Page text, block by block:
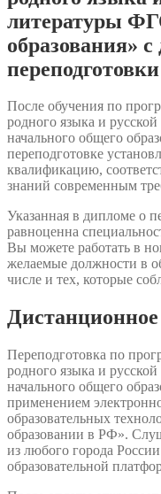
литературы
образования»
переподготовки
После обучения по
родного языка и
начального общего
переподготовке
квалификацию,
знаний современным
Указанная в дипломе о
равноценна
Вы можете работать в
желаемые должности в
числе и тех, которые
Дистанционное
Переподготовка по
родного языка и
начального общего
применением
образовательных
образовании в РФ».
из любого города
образовательной